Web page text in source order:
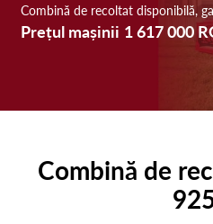
Combină de recoltat disponibilă,
Prețul mașinii 1 617 000
Combină de